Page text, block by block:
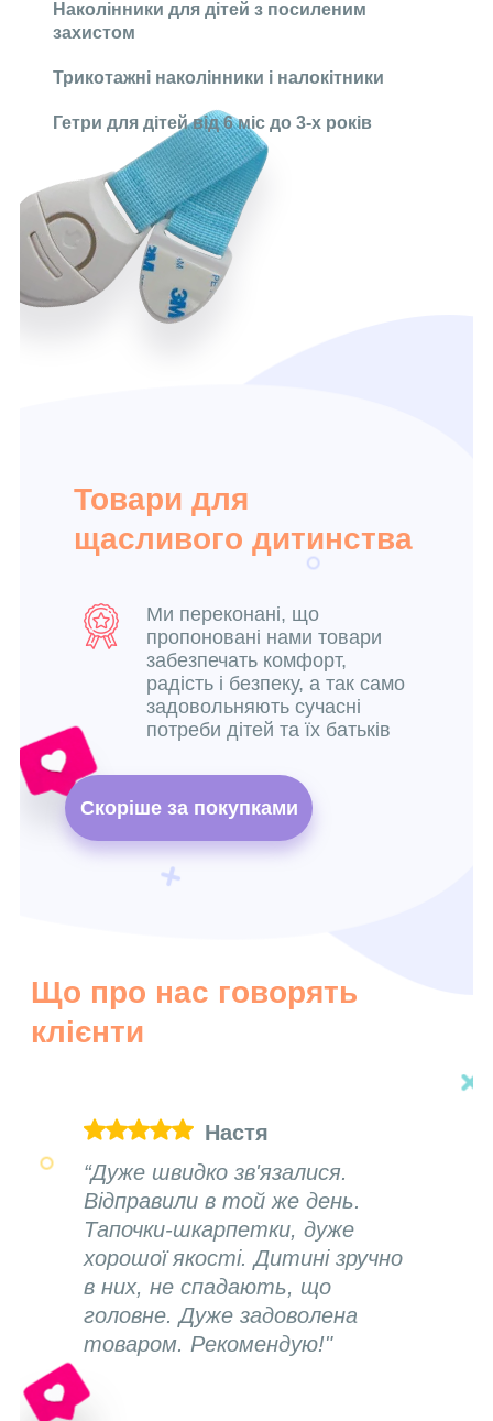
Наколінники для дітей з посиленим
захистом
Трикотажні наколінники і налокітники
Гетри для дітей від 6 міс до 3-х років
Товари для
щасливого дитинства
Ми переконані, що
пропоновані нами товари
забезпечать комфорт,
радість і безпеку, а так само
задовольняють сучасні
потреби дітей та їх батьків
Скоріше за покупками
Що про нас говорять
клієнти
Настя
“Дуже швидко зв'язалися.
Відправили в той же день.
Тапочки-шкарпетки, дуже
хорошої якості. Дитині зручно
в них, не спадають, що
головне. Дуже задоволена
товаром. Рекомендую!"